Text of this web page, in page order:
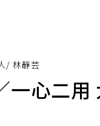
/ 林靜芸
一心二用